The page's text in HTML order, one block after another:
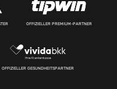
OFFIZIELLER PREMIUM-PARTNER
OFFIZIELLER GESUNDHEITSPARTNER